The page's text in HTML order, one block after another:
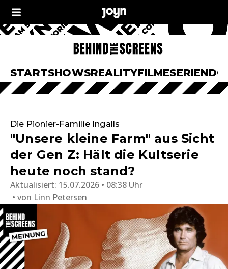
STARTSHOWSREALITYFILMESERIEN
Die Pionier-Familie Ingalls
"Unsere kleine Farm" aus Sicht
der Gen Z: Hält die Kultserie
heute noch stand?
Aktualisiert: 15.07.2026 • 08:38 Uhr
von Linn Petersen